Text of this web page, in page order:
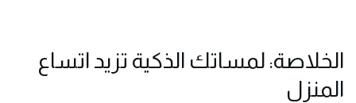
الخلاصة: لمساتك الذكية تزيد اتساع
المنزل